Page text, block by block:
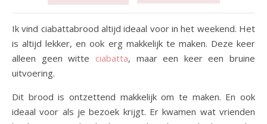
Ik vind ciabattabrood altijd ideaal voor in het weekend. Het
is altijd lekker, en ook erg makkelijk te maken. Deze keer
alleen geen witte ciabatta, maar een keer een bruine
uitvoering.
Dit brood is ontzettend makkelijk om te maken. En ook
ideaal voor als je bezoek krijgt. Er kwamen wat vrienden